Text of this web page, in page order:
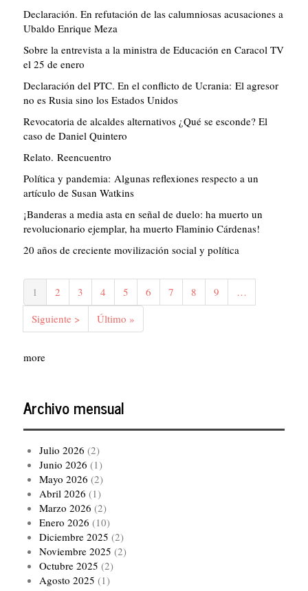
Declaración. En refutación de las calumniosas acusaciones a
Ubaldo Enrique Meza
Sobre la entrevista a la ministra de Educación en Caracol TV
el 25 de enero
Declaración del PTC. En el conflicto de Ucrania: El agresor
no es Rusia sino los Estados Unidos
Revocatoria de alcaldes alternativos ¿Qué se esconde? El
caso de Daniel Quintero
Relato. Reencuentro
Política y pandemia: Algunas reflexiones respecto a un
artículo de Susan Watkins
¡Banderas a media asta en señal de duelo: ha muerto un
revolucionario ejemplar, ha muerto Flaminio Cárdenas!
20 años de creciente movilización social y política
Paginación
Página
actual
1 Página
2 Página
3 Página
4 Página
5 Página
6 Página
7 Página
8 Página
9
…
Siguiente
página
Siguiente >
Última
página
Último »
more
Archivo mensual
Julio 2026 (2)
Junio 2026 (1)
Mayo 2026 (2)
Abril 2026 (1)
Marzo 2026 (2)
Enero 2026 (10)
Diciembre 2025 (2)
Noviembre 2025 (2)
Octubre 2025 (2)
Agosto 2025 (1)